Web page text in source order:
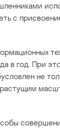
с
в год. При
не
растущим